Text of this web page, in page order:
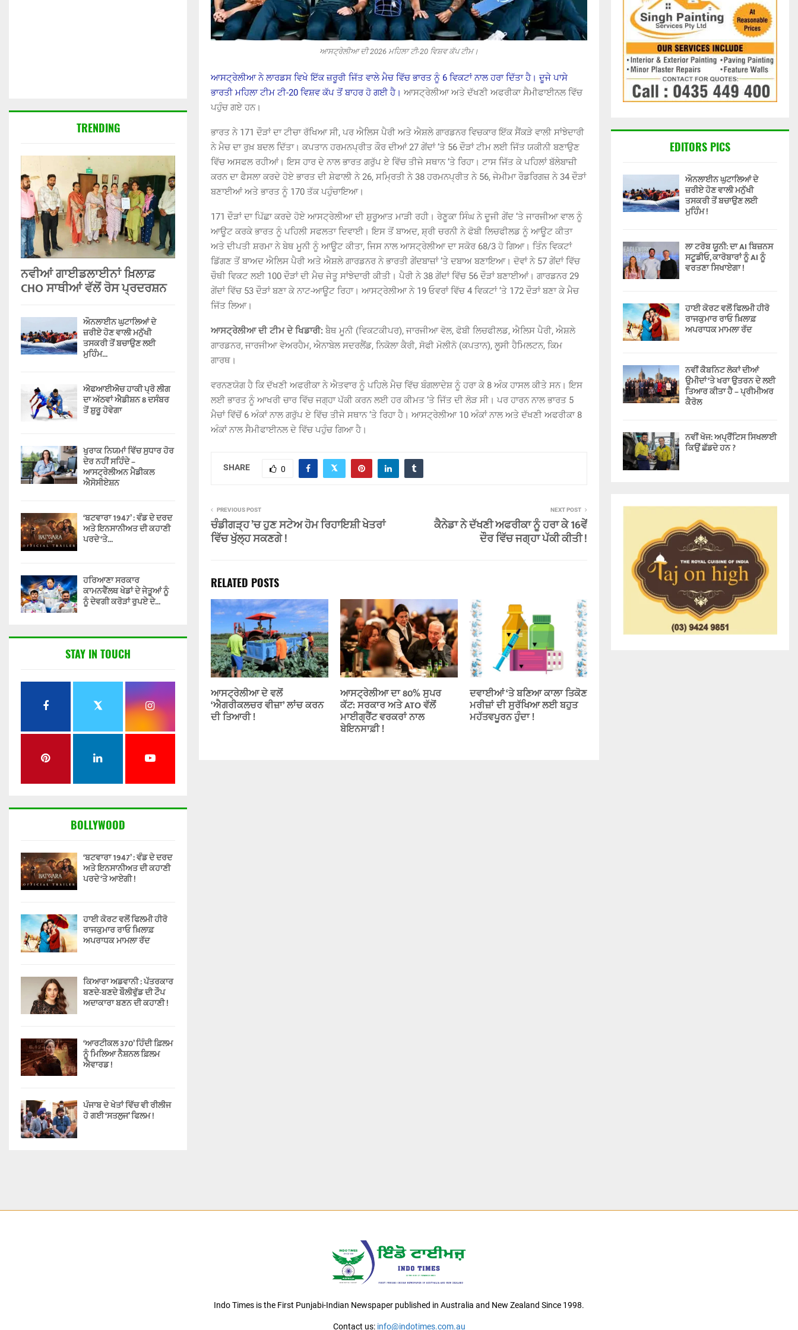
ਆਸਟ੍ਰੇਲੀਆ ਦੀ 2026 ਮਹਿਲਾ ਟੀ-20 ਵਿਸ਼ਵ ਕੱਪ ਟੀਮ।
ਆਸਟ੍ਰੇਲੀਆ ਨੇ ਲਾਰਡਸ ਵਿਖੇ ਇੱਕ ਜ਼ਰੂਰੀ ਜਿੱਤ ਵਾਲੇ ਮੈਚ ਵਿੱਚ ਭਾਰਤ ਨੂੰ 6 ਵਿਕਟਾਂ ਨਾਲ ਹਰਾ ਦਿੱਤਾ ਹੈ। ਦੂਜੇ ਪਾਸੇ
ਭਾਰਤੀ ਮਹਿਲਾ ਟੀਮ ਟੀ-20 ਵਿਸ਼ਵ ਕੱਪ ਤੋਂ ਬਾਹਰ ਹੋ ਗਈ ਹੈ। ਆਸਟ੍ਰੇਲੀਆ ਅਤੇ ਦੱਖਣੀ ਅਫਰੀਕਾ ਸੈਮੀਫਾਈਨਲ ਵਿੱਚ
ਪਹੁੰਚ ਗਏ ਹਨ।
ਭਾਰਤ ਨੇ 171 ਦੌੜਾਂ ਦਾ ਟੀਚਾ ਰੱਖਿਆ ਸੀ, ਪਰ ਐਲਿਸ ਪੈਰੀ ਅਤੇ ਐਸ਼ਲੇ ਗਾਰਡਨਰ ਵਿਚਕਾਰ ਇੱਕ ਸੈਂਕੜੇ ਵਾਲੀ ਸਾਂਝੇਦਾਰੀ
ਨੇ ਮੈਚ ਦਾ ਰੁਖ਼ ਬਦਲ ਦਿੱਤਾ। ਕਪਤਾਨ ਹਰਮਨਪ੍ਰੀਤ ਕੌਰ ਦੀਆਂ 27 ਗੇਂਦਾਂ ‘ਤੇ 56 ਦੌੜਾਂ ਟੀਮ ਲਈ ਜਿੱਤ ਯਕੀਨੀ ਬਣਾਉਣ
ਵਿੱਚ ਅਸਫਲ ਰਹੀਆਂ। ਇਸ ਹਾਰ ਦੇ ਨਾਲ ਭਾਰਤ ਗਰੁੱਪ ਏ ਵਿੱਚ ਤੀਜੇ ਸਥਾਨ ‘ਤੇ ਰਿਹਾ। ਟਾਸ ਜਿੱਤ ਕੇ ਪਹਿਲਾਂ ਬੱਲੇਬਾਜ਼ੀ
ਕਰਨ ਦਾ ਫੈਸਲਾ ਕਰਦੇ ਹੋਏ ਭਾਰਤ ਦੀ ਸ਼ੇਫਾਲੀ ਨੇ 26, ਸਮ੍ਰਿਤੀ ਨੇ 38 ਹਰਮਨਪ੍ਰੀਤ ਨੇ 56, ਜੇਮੀਮਾ ਰੌਡਰਿਗਜ਼ ਨੇ 34 ਦੌੜਾਂ
ਬਣਾਈਆਂ ਅਤੇ ਭਾਰਤ ਨੂੰ 170 ਤੱਕ ਪਹੁੰਚਾਇਆ।
171 ਦੌੜਾਂ ਦਾ ਪਿੱਛਾ ਕਰਦੇ ਹੋਏ ਆਸਟ੍ਰੇਲੀਆ ਦੀ ਸ਼ੁਰੂਆਤ ਮਾੜੀ ਰਹੀ। ਰੇਣੂਕਾ ਸਿੰਘ ਨੇ ਦੂਜੀ ਗੇਂਦ ‘ਤੇ ਜਾਰਜੀਆ ਵਾਲ ਨੂੰ
ਆਊਟ ਕਰਕੇ ਭਾਰਤ ਨੂੰ ਪਹਿਲੀ ਸਫਲਤਾ ਦਿਵਾਈ। ਇਸ ਤੋਂ ਬਾਅਦ, ਸ਼੍ਰੀ ਚਰਨੀ ਨੇ ਫੋਬੀ ਲਿਚਫੀਲਡ ਨੂੰ ਆਊਟ ਕੀਤਾ
ਅਤੇ ਦੀਪਤੀ ਸ਼ਰਮਾ ਨੇ ਬੇਥ ਮੂਨੀ ਨੂੰ ਆਊਟ ਕੀਤਾ, ਜਿਸ ਨਾਲ ਆਸਟ੍ਰੇਲੀਆ ਦਾ ਸਕੋਰ 68/3 ਹੋ ਗਿਆ। ਤਿੰਨ ਵਿਕਟਾਂ
ਡਿੱਗਣ ਤੋਂ ਬਾਅਦ ਐਲਿਸ ਪੈਰੀ ਅਤੇ ਐਸ਼ਲੇ ਗਾਰਡਨਰ ਨੇ ਭਾਰਤੀ ਗੇਂਦਬਾਜ਼ਾਂ ‘ਤੇ ਦਬਾਅ ਬਣਾਇਆ। ਦੋਵਾਂ ਨੇ 57 ਗੇਂਦਾਂ ਵਿੱਚ
ਚੌਥੀ ਵਿਕਟ ਲਈ 100 ਦੌੜਾਂ ਦੀ ਮੈਚ ਜੇਤੂ ਸਾਂਝੇਦਾਰੀ ਕੀਤੀ। ਪੈਰੀ ਨੇ 38 ਗੇਂਦਾਂ ਵਿੱਚ 56 ਦੌੜਾਂ ਬਣਾਈਆਂ। ਗਾਰਡਨਰ 29
ਗੇਂਦਾਂ ਵਿੱਚ 53 ਦੌੜਾਂ ਬਣਾ ਕੇ ਨਾਟ-ਆਊਟ ਰਿਹਾ। ਆਸਟ੍ਰੇਲੀਆ ਨੇ 19 ਓਵਰਾਂ ਵਿੱਚ 4 ਵਿਕਟਾਂ ‘ਤੇ 172 ਦੌੜਾਂ ਬਣਾ ਕੇ ਮੈਚ
ਜਿੱਤ ਲਿਆ।
ਆਸਟ੍ਰੇਲੀਆ ਦੀ ਟੀਮ ਦੇ ਖਿਡਾਰੀ: ਬੈਥ ਮੂਨੀ (ਵਿਕਟਕੀਪਰ), ਜਾਰਜੀਆ ਵੋਲ, ਫੋਬੀ ਲਿਚਫੀਲਡ, ਐਲਿਸ ਪੈਰੀ, ਐਸ਼ਲੇ
ਗਾਰਡਨਰ, ਜਾਰਜੀਆ ਵੇਅਰਹੈਮ, ਐਨਾਬੇਲ ਸਦਰਲੈਂਡ, ਨਿਕੋਲਾ ਕੈਰੀ, ਸੋਫੀ ਮੋਲੀਨੋ (ਕਪਤਾਨ), ਲੂਸੀ ਹੈਮਿਲਟਨ, ਕਿਮ
ਗਾਰਥ।
ਵਰਨਣਯੋਗ ਹੈ ਕਿ ਦੱਖਣੀ ਅਫਰੀਕਾ ਨੇ ਐਤਵਾਰ ਨੂੰ ਪਹਿਲੇ ਮੈਚ ਵਿੱਚ ਬੰਗਲਾਦੇਸ਼ ਨੂੰ ਹਰਾ ਕੇ 8 ਅੰਕ ਹਾਸਲ ਕੀਤੇ ਸਨ। ਇਸ
ਲਈ ਭਾਰਤ ਨੂੰ ਆਖਰੀ ਚਾਰ ਵਿੱਚ ਜਗ੍ਹਾ ਪੱਕੀ ਕਰਨ ਲਈ ਹਰ ਕੀਮਤ ‘ਤੇ ਜਿੱਤ ਦੀ ਲੋੜ ਸੀ। ਪਰ ਹਾਰਨ ਨਾਲ ਭਾਰਤ 5
ਮੈਚਾਂ ਵਿੱਚੋਂ 6 ਅੰਕਾਂ ਨਾਲ ਗਰੁੱਪ ਏ ਵਿੱਚ ਤੀਜੇ ਸਥਾਨ ‘ਤੇ ਰਿਹਾ ਹੈ। ਆਸਟ੍ਰੇਲੀਆ 10 ਅੰਕਾਂ ਨਾਲ ਅਤੇ ਦੱਖਣੀ ਅਫਰੀਕਾ 8
ਅੰਕਾਂ ਨਾਲ ਸੈਮੀਫਾਈਨਲ ਦੇ ਵਿੱਚ ਪਹੁੰਚ ਗਿਆ ਹੈ।
SHARE 0
PREVIOUS POST
ਚੰਡੀਗੜ੍ਹ ’ਚ ਹੁਣ ਸਟੇਅ ਹੋਮ ਰਿਹਾਇਸ਼ੀ ਖੇਤਰਾਂ
ਵਿੱਚ ਖੁੱਲ੍ਹ ਸਕਣਗੇ !
NEXT POST
ਕੈਨੇਡਾ ਨੇ ਦੱਖਣੀ ਅਫਰੀਕਾ ਨੂੰ ਹਰਾ ਕੇ 16ਵੇਂ
ਦੌਰ ਵਿੱਚ ਜਗ੍ਹਾ ਪੱਕੀ ਕੀਤੀ !
RELATED POSTS
ਆਸਟ੍ਰੇਲੀਆ ਦੇ ਵਲੋਂ
‘ਐਗਰੀਕਲਚਰ ਵੀਜ਼ਾ’ ਲਾਂਚ ਕਰਨ
ਦੀ ਤਿਆਰੀ !
ਆਸਟ੍ਰੇਲੀਆ ਦਾ 80% ਸੁਪਰ
ਕੱਟ: ਸਰਕਾਰ ਅਤੇ ATO ਵੱਲੋਂ
ਮਾਈਗ੍ਰੈਂਟ ਵਰਕਰਾਂ ਨਾਲ
ਬੇਇਨਸਾਫ਼ੀ !
ਦਵਾਈਆਂ ‘ਤੇ ਬਣਿਆ ਕਾਲਾ ਤਿਕੋਣ
ਮਰੀਜ਼ਾਂ ਦੀ ਸੁਰੱਖਿਆ ਲਈ ਬਹੁਤ
ਮਹੱਤਵਪੂਰਨ ਹੁੰਦਾ !
TRENDING
ਨਵੀਆਂ ਗਾਈਡਲਾਈਨਾਂ ਖ਼ਿਲਾਫ਼
CHO ਸਾਥੀਆਂ ਵੱਲੋਂ ਰੋਸ ਪ੍ਰਦਰਸ਼ਨ
ਔਨਲਾਈਨ ਘੁਟਾਲਿਆਂ ਦੇ
ਜ਼ਰੀਏ ਹੋਣ ਵਾਲੀ ਮਨੁੱਖੀ
ਤਸਕਰੀ ਤੋਂ ਬਚਾਉਣ ਲਈ
ਮੁਹਿੰਮ...
ਐਫਆਈਐਚ ਹਾਕੀ ਪ੍ਰੋ ਲੀਗ
ਦਾ ਅੱਠਵਾਂ ਐਡੀਸ਼ਨ 8 ਦਸੰਬਰ
ਤੋਂ ਸ਼ੁਰੂ ਹੋਵੇਗਾ
ਖੁਰਾਕ ਨਿਯਮਾਂ ਵਿੱਚ ਸੁਧਾਰ ਹੋਰ
ਦੇਰ ਨਹੀਂ ਸਹਿੰਦੇ –
ਆਸਟ੍ਰੇਲੀਅਨ ਮੈਡੀਕਲ
ਐਸੋਸੀਏਸ਼ਨ
‘ਬਟਵਾਰਾ 1947’ : ਵੰਡ ਦੇ ਦਰਦ
ਅਤੇ ਇਨਸਾਨੀਅਤ ਦੀ ਕਹਾਣੀ
ਪਰਦੇ ‘ਤੇ...
ਹਰਿਆਣਾ ਸਰਕਾਰ
ਕਾਮਨਵੈੱਲਥ ਖੇਡਾਂ ਦੇ ਜੇਤੂਆਂ ਨੂੰ
ਨੂੰ ਦੇਵਗੀ ਕਰੋੜਾਂ ਰੁਪਏ ਦੇ...
STAY IN TOUCH
BOLLYWOOD
‘ਬਟਵਾਰਾ 1947’ : ਵੰਡ ਦੇ ਦਰਦ
ਅਤੇ ਇਨਸਾਨੀਅਤ ਦੀ ਕਹਾਣੀ
ਪਰਦੇ ‘ਤੇ ਆਏਗੀ !
ਹਾਈ ਕੋਰਟ ਵਲੋਂ ਫਿਲਮੀ ਹੀਰੋ
ਰਾਜਕੁਮਾਰ ਰਾਓ ਖ਼ਿਲਾਫ਼
ਅਪਰਾਧਕ ਮਾਮਲਾ ਰੱਦ
ਕਿਆਰਾ ਅਡਵਾਨੀ : ਪੱਤਰਕਾਰ
ਬਣਦੇ-ਬਣਦੇ ਬੌਲੀਵੁੱਡ ਦੀ ਟੌਪ
ਅਦਾਕਾਰਾ ਬਣਨ ਦੀ ਕਹਾਣੀ !
‘ਆਰਟੀਕਲ 370’ ਹਿੰਦੀ ਫ਼ਿਲਮ
ਨੂੰ ਮਿਲਿਆ ਨੈਸ਼ਨਲ ਫ਼ਿਲਮ
ਐਵਾਰਡ !
ਪੰਜਾਬ ਦੇ ਖੇਤਾਂ ਵਿੱਚ ਵੀ ਰੀਲੀਜ
ਹੋ ਗਈ ‘ਸਤਲੁਜ’ ਫਿਲਮ !
EDITORS PICS
ਔਨਲਾਈਨ ਘੁਟਾਲਿਆਂ ਦੇ
ਜ਼ਰੀਏ ਹੋਣ ਵਾਲੀ ਮਨੁੱਖੀ
ਤਸਕਰੀ ਤੋਂ ਬਚਾਉਣ ਲਈ
ਮੁਹਿੰਮ !
ਲਾ ਟਰੋਬ ਯੂਨੀ: ਦਾ AI ਬਿਜ਼ਨਸ
ਸਟੂਡੀਓ, ਕਾਰੋਬਾਰਾਂ ਨੂੰ AI ਨੂੰ
ਵਰਤਣਾ ਸਿਖਾਏਗਾ !
ਹਾਈ ਕੋਰਟ ਵਲੋਂ ਫਿਲਮੀ ਹੀਰੋ
ਰਾਜਕੁਮਾਰ ਰਾਓ ਖ਼ਿਲਾਫ਼
ਅਪਰਾਧਕ ਮਾਮਲਾ ਰੱਦ
ਨਵੀਂ ਕੈਬਨਿਟ ਲੋਕਾਂ ਦੀਆਂ
ਉਮੀਦਾਂ ‘ਤੇ ਖਰਾ ਉਤਰਨ ਦੇ ਲਈ
ਤਿਆਰ ਕੀਤਾ ਹੈ – ਪ੍ਰੀਮੀਅਰ
ਕੈਰੋਲ
ਨਵੀਂ ਖੋਜ: ਅਪ੍ਰੈਂਟਿਸ ਸਿਖਲਾਈ
ਕਿਉਂ ਛੱਡਦੇ ਹਨ ?
Indo Times is the First Punjabi-Indian Newspaper published in Australia and New Zealand Since 1998.
Contact us: info@indotimes.com.au